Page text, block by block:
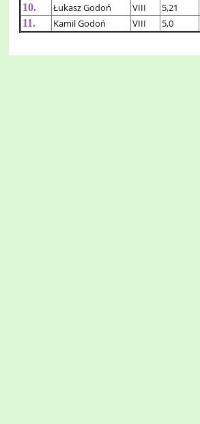
10. Łukasz Godoń VIII 5,21
11. Kamil Godoń VIII 5,0